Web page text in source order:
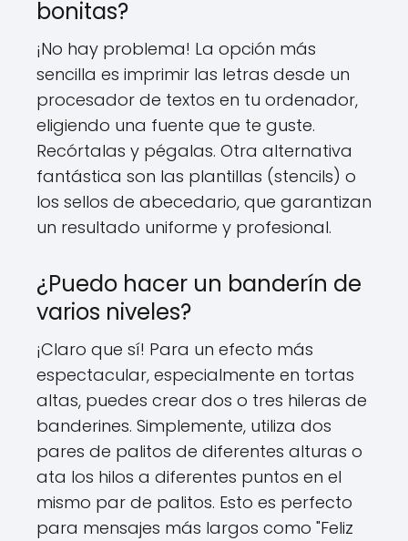
bonitas?
¡No hay problema! La opción más
sencilla es imprimir las letras desde un
procesador de textos en tu ordenador,
eligiendo una fuente que te guste.
Recórtalas y pégalas. Otra alternativa
fantástica son las plantillas (stencils) o
los sellos de abecedario, que garantizan
un resultado uniforme y profesional.
¿Puedo hacer un banderín de
varios niveles?
¡Claro que sí! Para un efecto más
espectacular, especialmente en tortas
altas, puedes crear dos o tres hileras de
banderines. Simplemente, utiliza dos
pares de palitos de diferentes alturas o
ata los hilos a diferentes puntos en el
mismo par de palitos. Esto es perfecto
para mensajes más largos como "Feliz